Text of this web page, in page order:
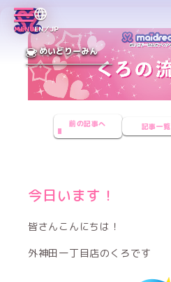
MENUEN／JP
めいどりーみん
前の記事へ 記事一覧
今日います！
皆さんこんにちは！
外神田一丁目店のくろです